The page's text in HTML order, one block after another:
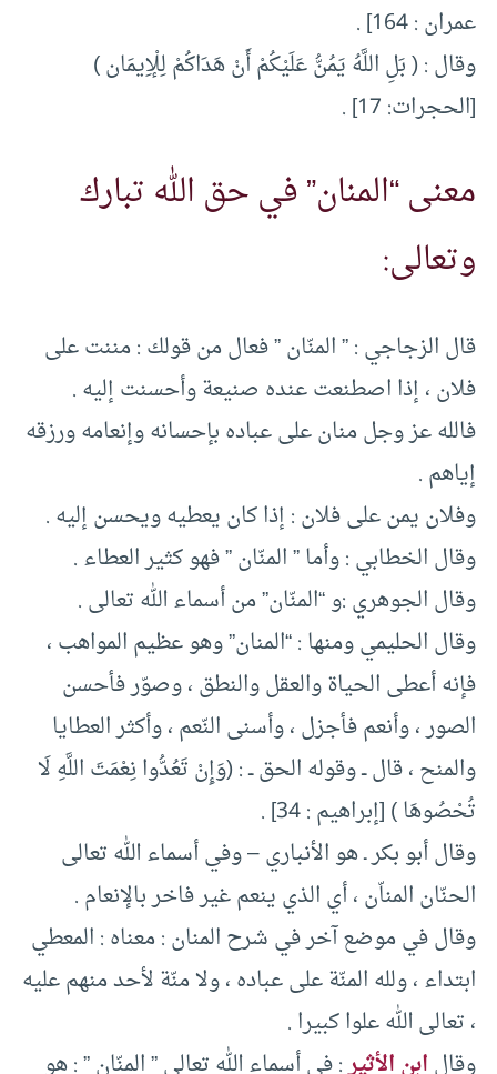
عمران : 164] .
وقال : ( بَلِ اللَّهُ يَمُنُّ عَلَيْكُمْ أَنْ هَدَاكُمْ لِلْإِيمَان )
[الحجرات: 17] .
معنى “المنان” في حق الله تبارك
وتعالى:
قال الزجاجي : ” المنّان ” فعال من قولك : مننت على
فلان ، إذا اصطنعت عنده صنيعة وأحسنت إليه .
فالله عز وجل منان على عباده بإحسانه وإنعامه ورزقه
إياهم .
وفلان يمن على فلان : إذا كان يعطيه ويحسن إليه .
وقال الخطابي : وأما ” المنّان ” فهو كثير العطاء .
وقال الجوهري :و “المنّان” من أسماء الله تعالى .
وقال الحليمي ومنها : “المنان” وهو عظيم المواهب ،
فإنه أعطى الحياة والعقل والنطق ، وصوّر فأحسن
الصور ، وأنعم فأجزل ، وأسنى النّعم ، وأكثر العطايا
والمنح ، قال ــ وقوله الحق ــ : (وَإِنْ تَعُدُّوا نِعْمَتَ اللَّهِ لَا
تُحْصُوهَا ) [إبراهيم : 34] .
وقال أبو بكر ـ هو الأنباري – وفي أسماء الله تعالى
الحنّان المناّن ، أي الذي ينعم غير فاخر بالإنعام .
وقال في موضع آخر في شرح المنان : معناه : المعطي
ابتداء ، ولله المنّة على عباده ، ولا منّة لأحد منهم عليه
، تعالى الله علوا كبيرا .
وقالابن الأثير: في أسماء الله تعالى ” المنّان ” : هو